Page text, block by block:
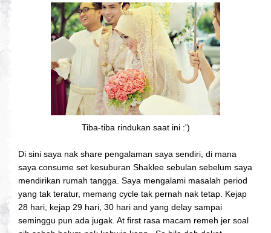
Tiba-tiba rindukan saat ini :')
Di sini saya nak share pengalaman saya sendiri, di mana
saya consume set kesuburan Shaklee sebulan sebelum saya
mendirikan rumah tangga. Saya mengalami masalah period
yang tak teratur, memang cycle tak pernah nak tetap. Kejap
28 hari, kejap 29 hari, 30 hari and yang delay sampai
seminggu pun ada jugak. At first rasa macam remeh jer soal